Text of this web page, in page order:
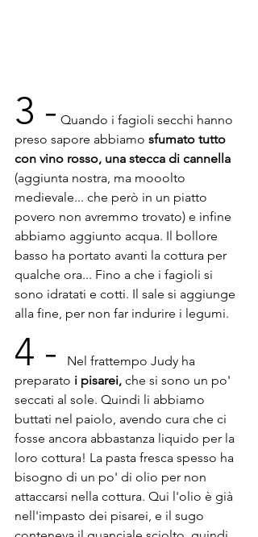
3 - Quando i fagioli secchi hanno
preso sapore abbiamo sfumato tutto
con vino rosso, una stecca di cannella
(aggiunta nostra, ma mooolto
medievale... che però in un piatto
povero non avremmo trovato) e infine
abbiamo aggiunto acqua. Il bollore
basso ha portato avanti la cottura per
qualche ora... Fino a che i fagioli si
sono idratati e cotti. Il sale si aggiunge
alla fine, per non far indurire i legumi.
4 -
Nel frattempo Judy ha
preparato i pisarei, che si sono un po'
seccati al sole. Quindi li abbiamo
buttati nel paiolo, avendo cura che ci
fosse ancora abbastanza liquido per la
loro cottura! La pasta fresca spesso ha
bisogno di un po' di olio per non
attaccarsi nella cottura. Qui l'olio è già
nell'impasto dei pisarei, e il sugo